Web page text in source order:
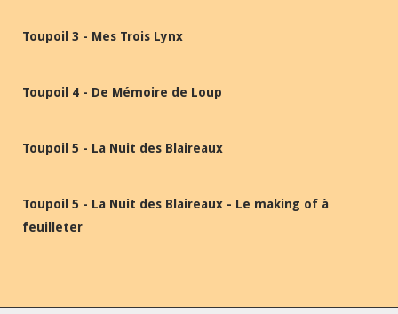
Toupoil 3 - Mes Trois Lynx
Toupoil 4 - De Mémoire de Loup
Toupoil 5 - La Nuit des Blaireaux
Toupoil 5 - La Nuit des Blaireaux - Le making of à
feuilleter